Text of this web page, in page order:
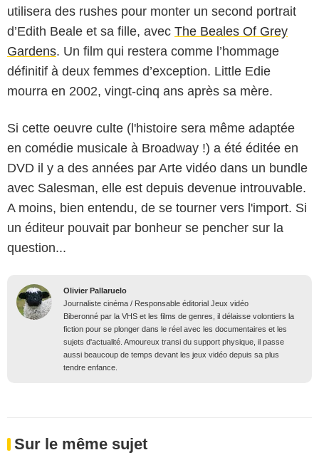
utilisera des rushes pour monter un second portrait
d’Edith Beale et sa fille, avec The Beales Of Grey
Gardens. Un film qui restera comme l’hommage
définitif à deux femmes d’exception. Little Edie
mourra en 2002, vingt-cinq ans après sa mère.
Si cette oeuvre culte (l'histoire sera même adaptée
en comédie musicale à Broadway !) a été éditée en
DVD il y a des années par Arte vidéo dans un bundle
avec Salesman, elle est depuis devenue introuvable.
A moins, bien entendu, de se tourner vers l'import. Si
un éditeur pouvait par bonheur se pencher sur la
question...
Olivier Pallaruelo
Journaliste cinéma / Responsable éditorial Jeux vidéo
Biberonné par la VHS et les films de genres, il délaisse volontiers la
fiction pour se plonger dans le réel avec les documentaires et les
sujets d'actualité. Amoureux transi du support physique, il passe
aussi beaucoup de temps devant les jeux vidéo depuis sa plus
tendre enfance.
Sur le même sujet